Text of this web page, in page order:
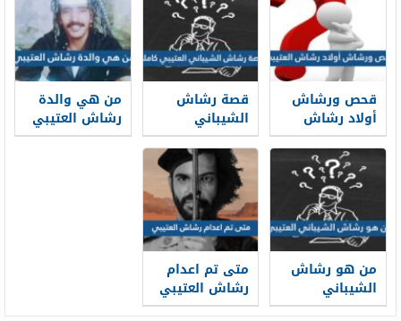
قحص ورشاش
أولاد رشاش
العتيبي
قصة رشاش
الشيباني
العتيبي كاملة
من هي والدة
رشاش العتيبي
من هو رشاش
الشيباني
العتيبي
متى تم اعدام
رشاش العتيبي